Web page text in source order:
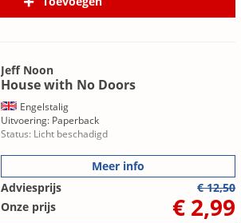
Jeff Noon
House with No Doors
Engelstalig
Uitvoering: Paperback
Status: Licht beschadigd
Meer info
Adviesprijs
€ 12,50
Onze prijs
€ 2,99